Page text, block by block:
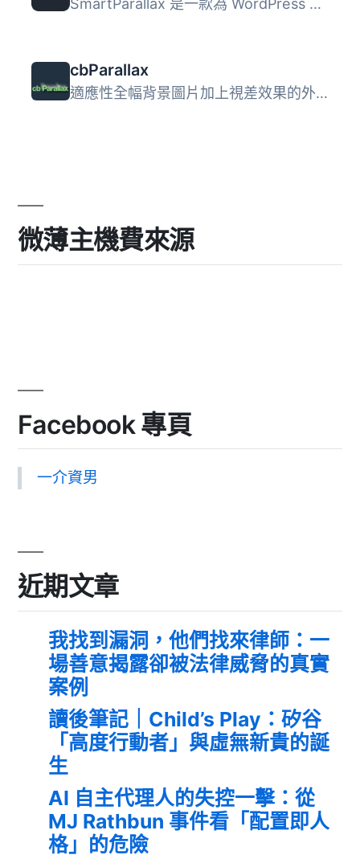
SmartParallax 是一款為 WordPress 提供真實滾動連結的視差滾...
cbParallax
適應性全幅背景圖片加上視差效果的外掛。 功能特色 客製化背...
微薄主機費來源
Facebook 專頁
一介資男
近期文章
我找到漏洞，他們找來律師：一
場善意揭露卻被法律威脅的真實
案例
讀後筆記｜Child’s Play：矽谷
「高度行動者」與虛無新貴的誕
生
AI 自主代理人的失控一擊：從
MJ Rathbun 事件看「配置即人
格」的危險